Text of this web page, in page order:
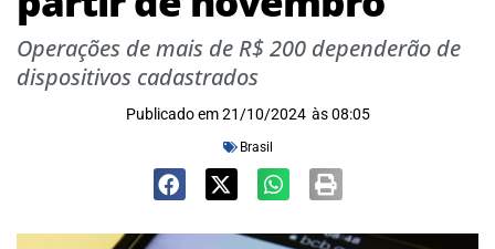
Operações de mais de R$ 200 dependerão de
dispositivos cadastrados
Publicado em 21/10/2024 às 08:05
Brasil